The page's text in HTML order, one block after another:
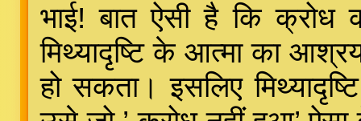
भाई! बात ऐसी है कि
मिथ्यादृष्टि के आत्मा का
हो सकता। इसलिए